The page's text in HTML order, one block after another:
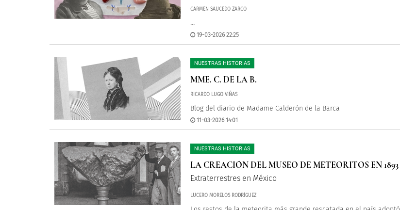
CARMEN SAUCEDO ZARCO
...
19-03-2026 22:25
NUESTRAS HISTORIAS
MME. C. DE LA B.
RICARDO LUGO VIÑAS
Blog del diario de Madame Calderón de la Barca
11-03-2026 14:01
NUESTRAS HISTORIAS
LA CREACIÓN DEL MUSEO DE METEORITOS EN 1893
Extraterrestres en México
LUCERO MORELOS RODRÍGUEZ